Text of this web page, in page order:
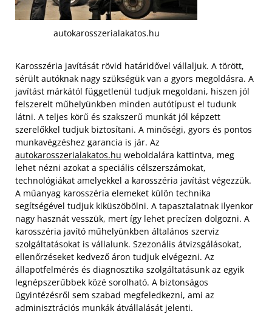
autokarosszerialakatos.hu
Karosszéria javítását rövid határidővel vállaljuk. A törött,
sérült autóknak nagy szükségük van a gyors megoldásra. A
javítást márkától függetlenül tudjuk megoldani, hiszen jól
felszerelt műhelyünkben minden autótípust el tudunk
látni. A teljes körű és szakszerű munkát jól képzett
szerelőkkel tudjuk biztosítani. A minőségi, gyors és pontos
munkavégzéshez garancia is jár. Az
autokarosszerialakatos.hu weboldalára kattintva, meg
lehet nézni azokat a speciális célszerszámokat,
technológiákat amelyekkel a karosszéria javítást végezzük.
A műanyag karosszéria elemeket külön technika
segítségével tudjuk kiküszöbölni. A tapasztalatnak ilyenkor
nagy hasznát vesszük, mert így lehet precízen dolgozni. A
karosszéria javító műhelyünkben általános szerviz
szolgáltatásokat is vállalunk. Szezonális átvizsgálásokat,
ellenőrzéseket kedvező áron tudjuk elvégezni. Az
állapotfelmérés és diagnosztika szolgáltatásunk az egyik
legnépszerűbbek közé sorolható. A biztonságos
ügyintézésről sem szabad megfeledkezni, ami az
adminisztrációs munkák átvállalását jelenti.